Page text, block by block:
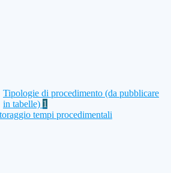
Tipologie di procedimento (da pubblicare
in tabelle) 1
tempi procedimentali